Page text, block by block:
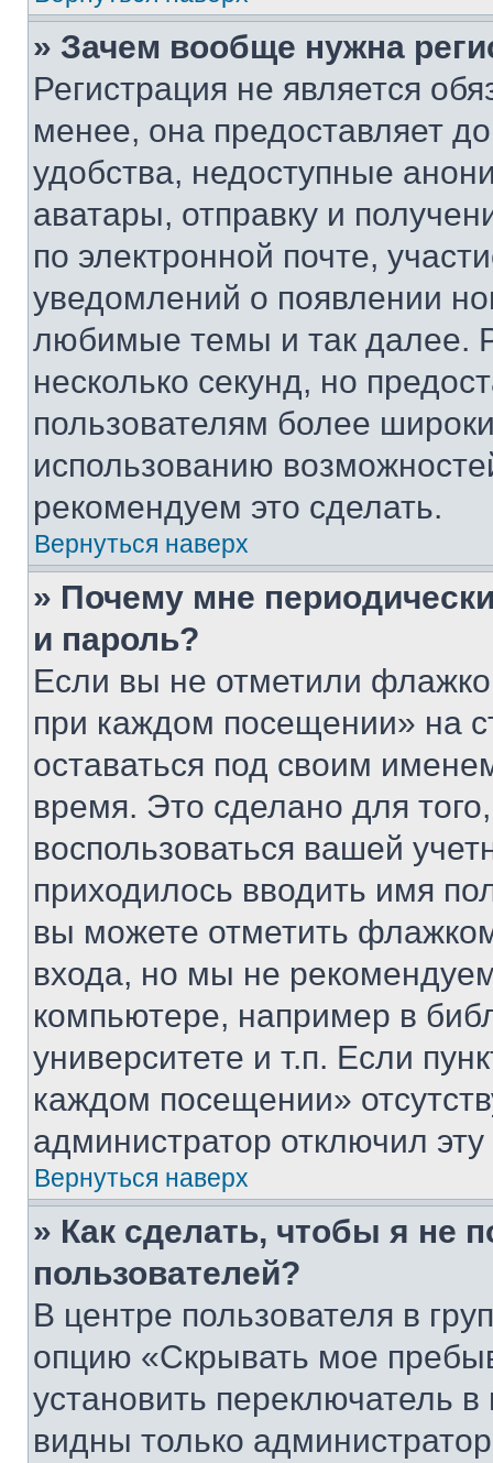
» Зачем вообще нужна
Регистрация не является
менее, она предоставляет
удобства, недоступные
аватары, отправку и
по электронной почте,
уведомлений о появлении
любимые темы и так далее.
несколько секунд, но
пользователям более
использованию
рекомендуем это сделать.
Вернуться наверх
» Почему мне
и пароль?
Если вы не отметили
при каждом посещении» на
оставаться под своим
время. Это сделано для
воспользоваться вашей
приходилось вводить имя
вы можете отметить
входа, но мы не
компьютере, например в
университете и т.п. Если
каждом посещении»
администратор отключил
Вернуться наверх
» Как сделать, чтобы я не
пользователей?
В центре пользователя в
опцию «Скрывать мое
установить переключатель
видны только